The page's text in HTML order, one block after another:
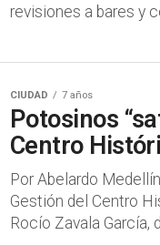
revisiones a bares y
CIUDAD 7 años
Potosinos
Centro
Por Abelardo
Gestión del Centro
Rocío Zavala García,